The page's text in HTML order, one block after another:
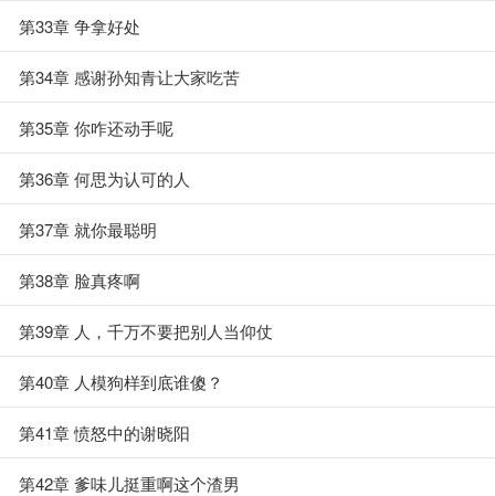
第33章 争拿好处
第34章 感谢孙知青让大家吃苦
第35章 你咋还动手呢
第36章 何思为认可的人
第37章 就你最聪明
第38章 脸真疼啊
第39章 人，千万不要把别人当仰仗
第40章 人模狗样到底谁傻？
第41章 愤怒中的谢晓阳
第42章 爹味儿挺重啊这个渣男